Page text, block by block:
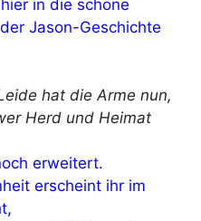
in die schöne
Jason-Geschichte
hat die Arme nun,
Herd und Heimat
erweitert.
erscheint ihr im